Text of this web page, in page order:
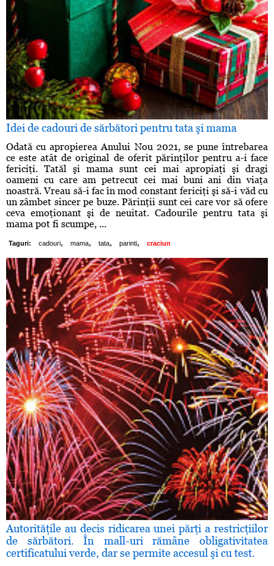
Idei de cadouri de sărbători pentru tata şi mama
Odată cu apropierea Anului Nou 2021, se pune întrebarea
ce este atât de original de oferit părinţilor pentru a-i face
fericiţi. Tatăl şi mama sunt cei mai apropiaţi şi dragi
oameni cu care am petrecut cei mai buni ani din viaţa
noastră. Vreau să-i fac în mod constant fericiţi şi să-i văd cu
un zâmbet sincer pe buze. Părinţii sunt cei care vor să ofere
ceva emoţionant şi de neuitat. Cadourile pentru tata şi
mama pot fi scumpe, ...
Taguri: cadouri, mama, tata, parinti, craciun
Autorităţile au decis ridicarea unei părţi a restricţiilor
de sărbători. În mall-uri rămâne obligativitatea
certificatului verde, dar se permite accesul şi cu test.